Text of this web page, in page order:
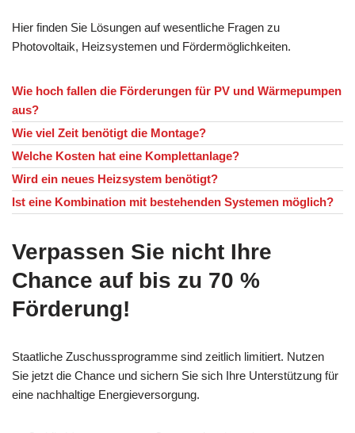
Hier finden Sie Lösungen auf wesentliche Fragen zu
Photovoltaik, Heizsystemen und Fördermöglichkeiten.
Wie hoch fallen die Förderungen für PV und Wärmepumpen
aus?
Wie viel Zeit benötigt die Montage?
Welche Kosten hat eine Komplettanlage?
Wird ein neues Heizsystem benötigt?
Ist eine Kombination mit bestehenden Systemen möglich?
Verpassen Sie nicht Ihre
Chance auf bis zu 70 %
Förderung!
Staatliche Zuschussprogramme sind zeitlich limitiert. Nutzen
Sie jetzt die Chance und sichern Sie sich Ihre Unterstützung für
eine nachhaltige Energieversorgung.